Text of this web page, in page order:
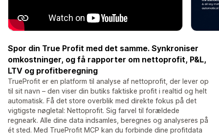
Spor din True Profit med det samme. Synkroniser
omkostninger, og få rapporter om nettoprofit, P&L,
LTV og profitberegning
TrueProfit er en platform til analyse af nettoprofit, der lever op
til sit navn – den viser din butiks faktiske profit i realtid og helt
automatisk. Få det store overblik med direkte fokus på det
vigtigste nøgletal: Nettoprofit. Sig farvel til forældede
regneark. Alle dine data indsamles, beregnes og analyseres på
ét sted. Med TrueProfit MCP kan du forbinde dine profitdata